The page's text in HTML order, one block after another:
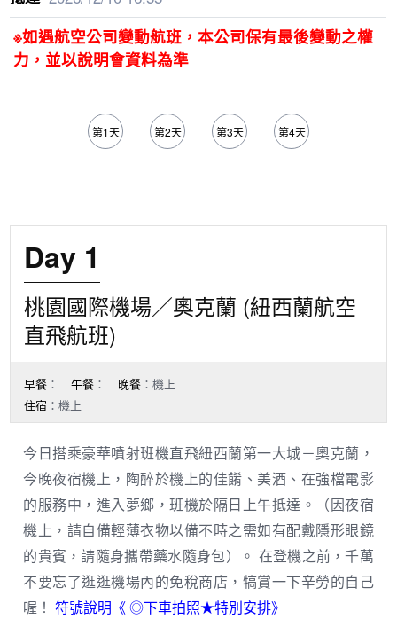
※如遇航空公司變動航班，本公司保有最後變動之權
力，並以說明會資料為準
第1天 第2天 第3天 第4天
Day 1
桃園國際機場／奧克蘭 (紐西蘭航空
直飛航班)
早餐 ： 午餐 ： 晚餐 ：機上
住宿 ：機上
今日搭乘豪華噴射班機直飛紐西蘭第一大城－奧克蘭，
今晚夜宿機上，陶醉於機上的佳餚、美酒、在強檔電影
的服務中，進入夢鄉，班機於隔日上午抵達。（因夜宿
機上，請自備輕薄衣物以備不時之需如有配戴隱形眼鏡
的貴賓，請隨身攜帶藥水隨身包）。 在登機之前，千萬
不要忘了逛逛機場內的免稅商店，犒賞一下辛勞的自己
喔！
符號說明《 ◎下車拍照★特別安排》